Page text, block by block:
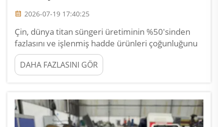
2026-07-19 17:40:25
Çin, dünya titan süngeri üretiminin %50'sinden
fazlasını ve işlenmiş hadde ürünleri çoğunluğunu
üretir. Uluslararası alıcılar için Çin'den tedarik
etmek %20-40 oranında maliyet tasarrufu sağlar;
ancak tedarikçileri değerlendirme konusunda
yoğunlaşmıştır...
DAHA FAZLASINI GÖR